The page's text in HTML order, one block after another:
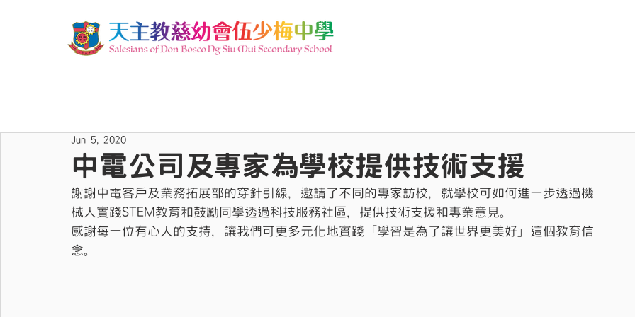
中電公司及專家為學校提供技術支援
Jun 5, 2020
謝謝中電客戶及業務拓展部的穿針引線，邀請了不同的專家訪校，就學校可如何進一步透過機
械人實踐STEM教育和鼓勵同學透過科技服務社區，提供技術支援和專業意見。
感謝每一位有心人的支持，讓我們可更多元化地實踐「學習是為了讓世界更美好」這個教育信
念。